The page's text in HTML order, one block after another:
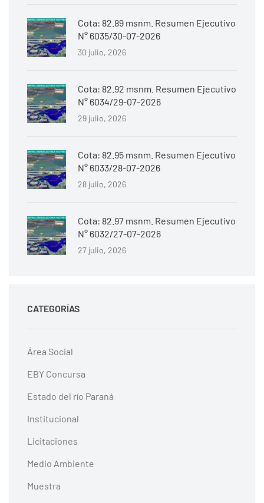
Cota: 82.89 msnm. Resumen Ejecutivo
N° 6035/30-07-2026
30 julio, 2026
Cota: 82.92 msnm. Resumen Ejecutivo
N° 6034/29-07-2026
29 julio, 2026
Cota: 82.95 msnm. Resumen Ejecutivo
N° 6033/28-07-2026
28 julio, 2026
Cota: 82.97 msnm. Resumen Ejecutivo
N° 6032/27-07-2026
27 julio, 2026
CATEGORÍAS
Área Social
EBY Concursa
Estado del río Paraná
Institucional
Licitaciones
Medio Ambiente
Muestra